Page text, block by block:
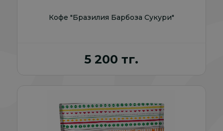
Кофе "Бразилия Барбоза Сукури"
5 200 тг.